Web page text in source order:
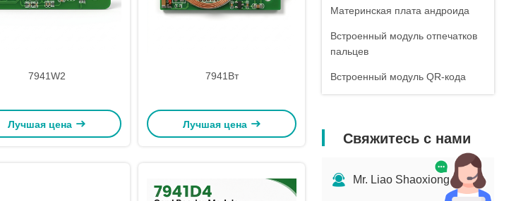
Материнская плата андроида
Встроенный модуль отпечатков
пальцев
Встроенный модуль QR-кода
Свяжитесь с нами
Mr. Liao Shaoxiong
7941W2
Лучшая цена
7941Вт
Лучшая цена